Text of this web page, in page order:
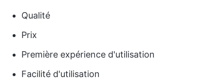
Qualité
Prix
Première expérience d'utilisation
Facilité d'utilisation